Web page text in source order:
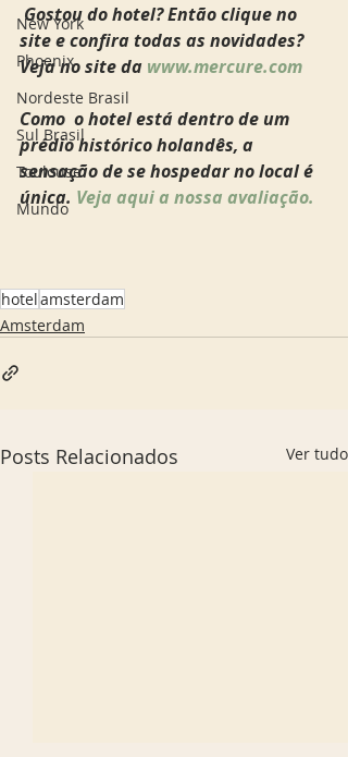
New York
Phoenix
Nordeste Brasil
Sul Brasil
Toulouse
Mundo
Gostou do hotel? Então clique no
site e confira todas as novidades?
Veja no site da www.mercure.com
Como  o hotel está dentro de um
prédio histórico holandês, a
sensação de se hospedar no local é
única. Veja aqui a nossa avaliação.
hotelamsterdam
Amsterdam
Posts Relacionados Ver tudo